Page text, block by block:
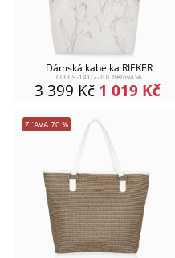
Dámská kabelka RIEKER
C0009-141/2-TUL béžová S6
1 019 Kč
3 399Kč
ZĽAVA 70%